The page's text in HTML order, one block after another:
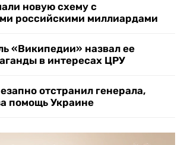
новую схему с
российскими миллиардами
«Википедии» назвал ее
в интересах ЦРУ
отстранил генерала,
помощь Украине